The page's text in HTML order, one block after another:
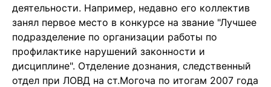
деятельности. Например, недавно его коллектив
занял первое место в конкурсе на звание "Лучшее
подразделение по организации работы по
профилактике нарушений законности и
дисциплине". Отделение дознания, следственный
отдел при ЛОВД на ст.Могоча по итогам 2007 года